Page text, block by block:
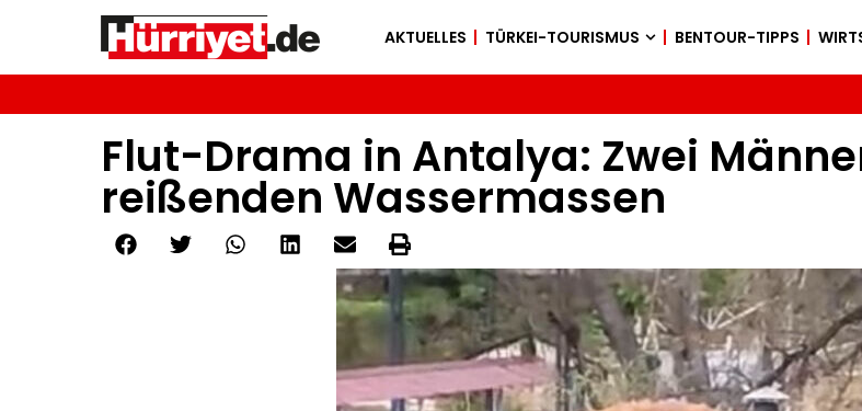
AKTUELLES TÜRKEI-TOURISMUS BENTOUR-TIPPS
Flut-Drama in Antalya: Zwei
reißenden Wassermassen